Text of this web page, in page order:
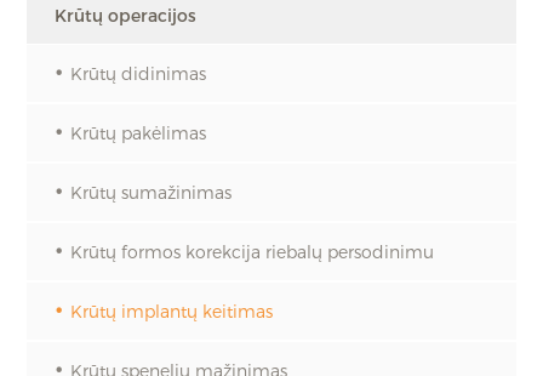
Krūtų operacijos
Krūtų didinimas
Krūtų pakėlimas
Krūtų sumažinimas
Krūtų formos korekcija riebalų persodinimu
Krūtų implantų keitimas
Krūtų spenelių mažinimas